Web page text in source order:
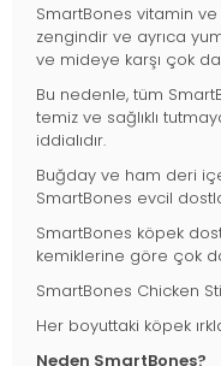
SmartBones vitamin
zengindir ve ayrıca
ve mideye karşı çok
Bu nedenle, tüm
temiz ve sağlıklı
iddialıdır.
Buğday ve ham deri
SmartBones evcil
SmartBones köpek
kemiklerine göre çok
SmartBones Chicken
Her boyuttaki köpek
Neden SmartBones?